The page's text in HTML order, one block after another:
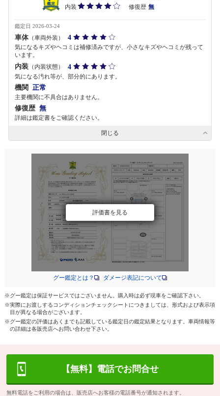
内装
修復歴 無
鑑定日 2026-03-24
車体（車両外装） 4
気になるキズやヘコミは補修済みですが、小さなキズやヘコミが残って
います。
内装 （内装状態） 4
気になる汚れ等が、部分的にあります。
機関 正常
主要機関に不具合はありません。
修復歴 無
詳細は鑑定書をご確認ください。
閉じる
評価書を見る
グー鑑定とは？ ダメージ表記について
※グー鑑定は保証サービスではございません。購入時は必ず現車をご確認下さい。
※実際にお渡しするコンディションチェックシートにつきましては、形式および表示項
目が異なる場合がございます。
※グー鑑定の評価はあくまでも記載している鑑定日の鑑定結果となります。車両情報等
の詳細は各販売店へお問い合わせ下さい。
【無料】電話でお問合せ
無料電話をご利用の場合は、販売店へお客様の電話番号が通知されます。